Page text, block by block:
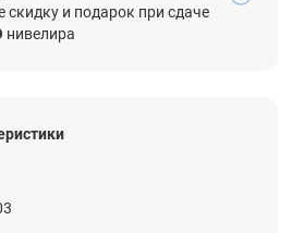
скидку и подарок при сдаче
нивелира